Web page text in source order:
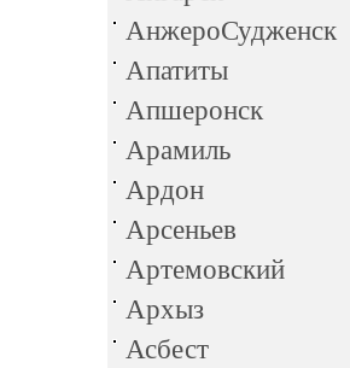
АнжероСудженск
Апатиты
Апшеронск
Арамиль
Ардон
Арсеньев
Артемовский
Архыз
Асбест